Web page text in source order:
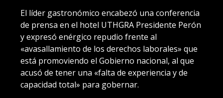
El líder gastronómico encabezó una conferencia
de prensa en el hotel UTHGRA Presidente Perón
y expresó enérgico repudio frente al
«avasallamiento de los derechos laborales» que
está promoviendo el Gobierno nacional, al que
acusó de tener una «falta de experiencia y de
capacidad total» para gobernar.